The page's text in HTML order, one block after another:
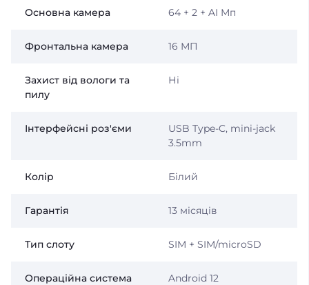
Основна камера 64 + 2 + AI Мп
Фронтальна камера 16 МП
Захист від вологи та
пилу
Ні
Інтерфейсні роз'єми
USB Type-C, mini-jack
3.5mm
Колір Білий
Гарантія 13 місяців
Тип слоту SIM + SIM/microSD
Операційна система Android 12